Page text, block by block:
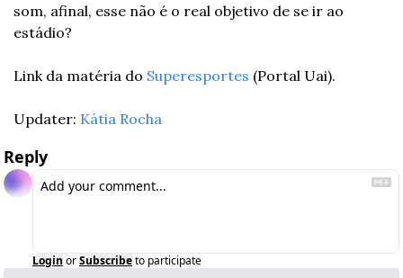
som, afinal, esse não é o real objetivo de se ir ao
estádio?
Link da matéria do Superesportes (Portal Uai).
Updater: Kátia Rocha
Reply
Login orSubscribeto participate